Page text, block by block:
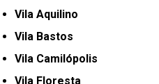
Vila Aquilino
Vila Bastos
Vila Camilópolis
Vila Floresta